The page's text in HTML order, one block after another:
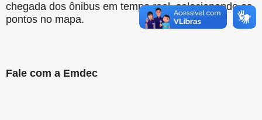
chegada dos ônibus em tempo real, selecionando os
pontos no mapa.
Fale com a Emdec